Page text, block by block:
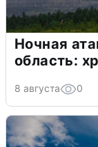
Ночная
область:
8 августа 0